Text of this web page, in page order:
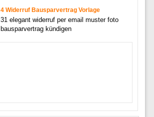
4 Widerruf Bausparvertrag Vorlage
31 elegant widerruf per email muster foto
bausparvertrag kündigen